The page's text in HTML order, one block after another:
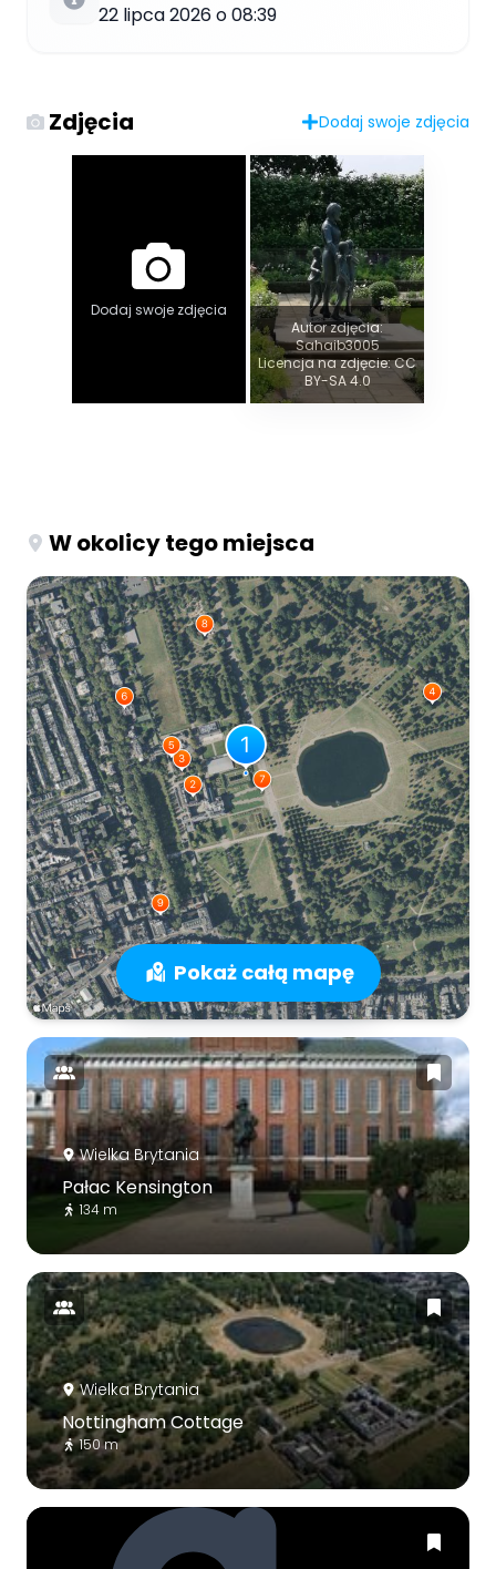
22 lipca 2026 o 08:39
Zdjęcia Dodaj swoje zdjęcia
Dodaj swoje zdjęcia
Autor zdjęcia:
Sahaib3005
Licencja na zdjęcie: CC
BY-SA 4.0
W okolicy tego miejsca
Pokaż całą mapę
Wielka Brytania
Pałac Kensington
134 m
Wielka Brytania
Nottingham Cottage
150 m